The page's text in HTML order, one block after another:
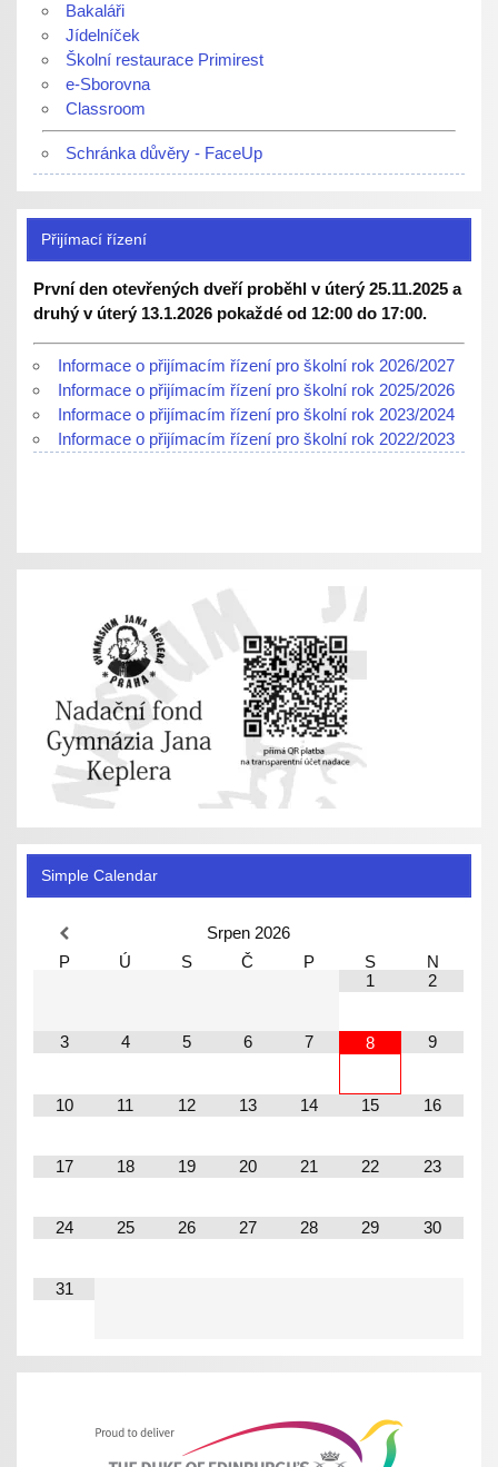
Bakaláři
Jídelníček
Školní restaurace Primirest
e-Sborovna
Classroom
Schránka důvěry - FaceUp
Přijímací řízení
První den otevřených dveří proběhl v úterý 25.11.2025 a
druhý v úterý 13.1.2026 pokaždé od 12:00 do 17:00.
Informace o přijímacím řízení pro školní rok 2026/2027
Informace o přijímacím řízení pro školní rok 2025/2026
Informace o přijímacím řízení pro školní rok 2023/2024
Informace o přijímacím řízení pro školní rok 2022/2023
Simple Calendar
Srpen 2026
P
Ú S Č P S
N
1
2
3 4 5 6 7 8 9
10 11 12 13 14 15 16
17 18 19 20 21 22 23
24 25 26 27 28 29 30
31